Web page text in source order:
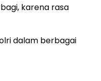
karena rasa
dalam berbagai